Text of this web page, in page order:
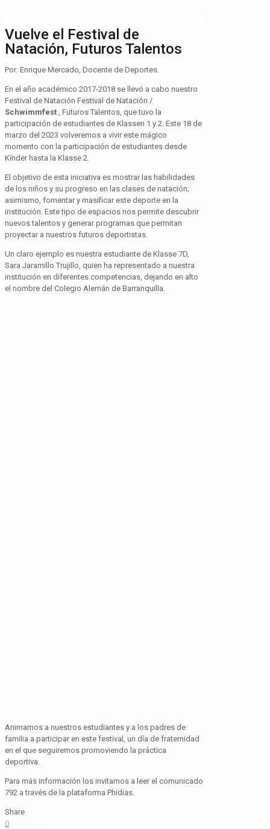
Vuelve el Festival de
Natación, Futuros Talentos
Por: Enrique Mercado, Docente de Deportes.
En el año académico 2017-2018 se llevó a cabo nuestro
Festival de Natación Festival de Natación /
Schwimmfest , Futuros Talentos, que tuvo la
participación de estudiantes de Klassen 1 y 2. Este 18 de
marzo del 2023 volveremos a vivir este mágico
momento con la participación de estudiantes desde
Kínder hasta la Klasse 2.
El objetivo de esta iniciativa es mostrar las habilidades
de los niños y su progreso en las clases de natación;
asimismo, fomentar y masificar este deporte en la
institución. Este tipo de espacios nos permite descubrir
nuevos talentos y generar programas que permitan
proyectar a nuestros futuros deportistas.
Un claro ejemplo es nuestra estudiante de Klasse 7D,
Sara Jaramillo Trujillo, quien ha representado a nuestra
institución en diferentes competencias, dejando en alto
el nombre del Colegio Alemán de Barranquilla.
Animamos a nuestros estudiantes y a los padres de
familia a participar en este festival , un día de fraternidad
en el que seguiremos promoviendo la práctica
deportiva.
Para más información los invitamos a leer el comunicado
792 a través de la plataforma Phidias.
Share
0